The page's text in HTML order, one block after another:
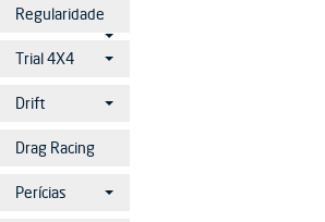
Regularidade
Trial 4X4
Drift
Drag Racing
Perícias